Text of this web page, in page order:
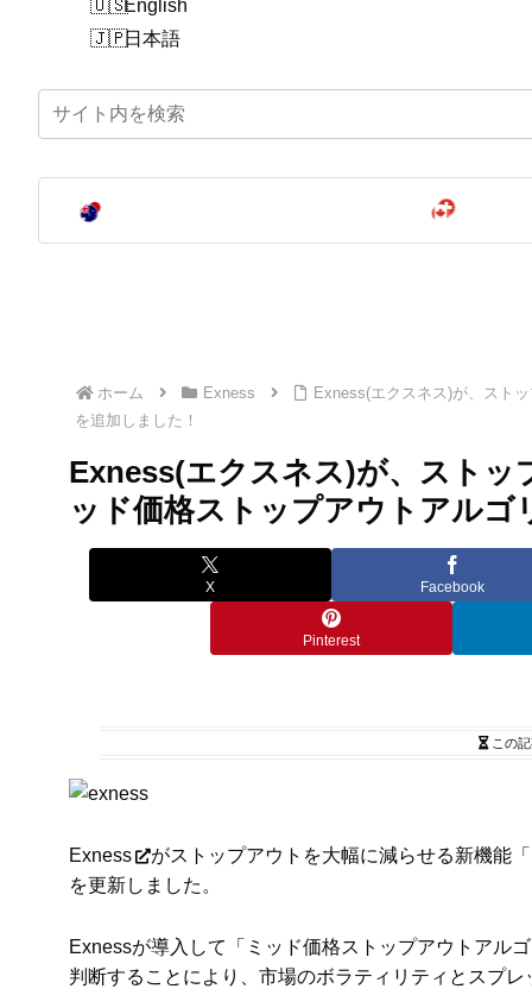
English
日本語
ホーム Exness
Exness(エクスネス)が、スト
を追加しました！
Exness(エクスネス)が、ストッ
ッド価格ストップアウトアルゴ
X Facebook
Pinterest
この
Exness
がストップアウトを大幅に減らせる新機能
を更新しました。
Exnessが導入して「ミッド価格ストップアウトアル
判断することにより、市場のボラティリティとスプ